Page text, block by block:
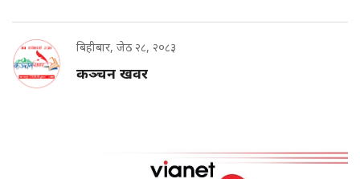
बिहीबार, जेठ २८, २०८३
कञ्चन खवर